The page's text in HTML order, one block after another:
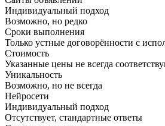
Индивидуальный подход
Возможно, но редко
Сроки выполнения
Только устные договорённости с
Стоимость
Указанные цены не всегда
Уникальность
Возможно, но не всегда
Нейросети
Индивидуальный подход
Отсутствует, стандартные ответы